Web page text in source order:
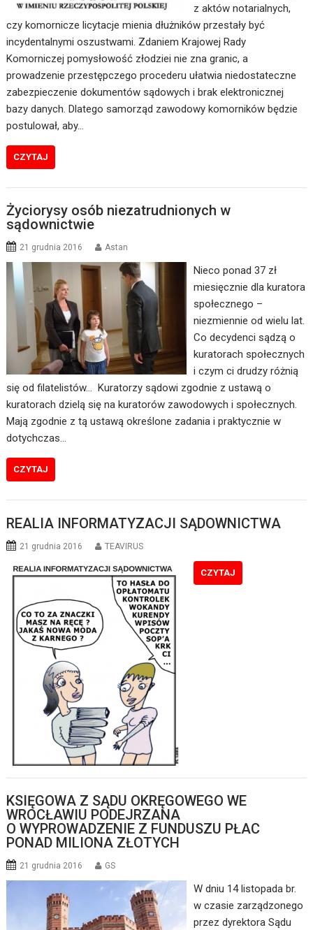
z aktów notarialnych,
czy komornicze licytacje mienia dłużników przestały być
incydentalnymi oszustwami. Zdaniem Krajowej Rady
Komorniczej pomysłowość złodziei nie zna granic, a
prowadzenie przestępczego procederu ułatwia niedostateczne
zabezpieczenie dokumentów sądowych i brak elektronicznej
bazy danych. Dlatego samorząd zawodowy komorników będzie
postulował, aby…
CZYTAJ
Życiorysy osób niezatrudnionych w
sądownictwie
21 grudnia 2016 Astan
Nieco ponad 37 zł
miesięcznie dla kuratora
społecznego –
niezmiennie od wielu lat.
Co decydenci sądzą o
kuratorach społecznych
i czym ci drudzy różnią
się od filatelistów… Kuratorzy sądowi zgodnie z ustawą o
kuratorach dzielą się na kuratorów zawodowych i społecznych.
Mają zgodnie z tą ustawą określone zadania i praktycznie w
dotychczas…
CZYTAJ
REALIA INFORMATYZACJI SĄDOWNICTWA
21 grudnia 2016 TEAVIRUS
CZYTAJ
KSIĘGOWA Z SĄDU OKRĘGOWEGO WE
WROCŁAWIU PODEJRZANA
O WYPROWADZENIE Z FUNDUSZU PŁAC
PONAD MILIONA ZŁOTYCH
21 grudnia 2016 GS
W dniu 14 listopada br.
w czasie zarządzonego
przez dyrektora Sądu